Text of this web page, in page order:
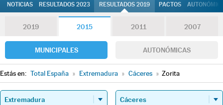
NOTICIAS RESULTADOS 2023 RESULTADOS 2019 PACTOS
2019 2015 2011 2007
MUNICIPALES AUTONÓMICAS
Estás en: Total España » Extremadura » Cáceres » Zorita